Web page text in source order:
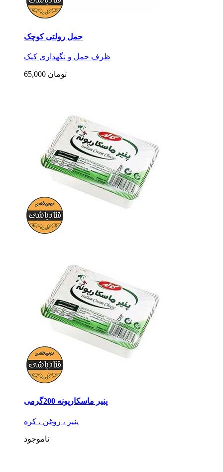
حمل رولتی کوچک
ظرف حمل و نگهداری کیک
65,000 تومان
پنیر ماسکارپونه 200گرمی
پنیر ، روغن ، کره
ناموجود